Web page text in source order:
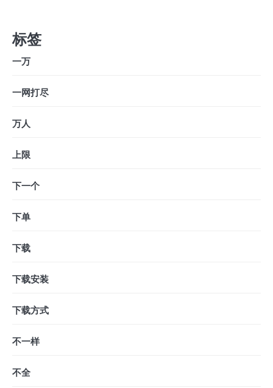
标签
一万
一网打尽
万人
上限
下一个
下单
下载
下载安装
下载方式
不一样
不全